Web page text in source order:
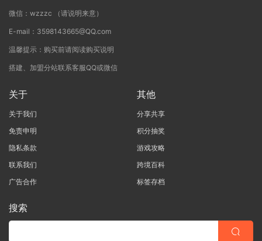
微信：wzzzc （请说明来意）
E-mail：3598143665@QQ.com
温馨提示：购买前请阅读购买说明
搭建、加盟分站联系客服QQ或微信
关于
关于我们
免责申明
隐私条款
联系我们
广告合作
其他
分享共享
积分抽奖
游戏攻略
跨境百科
标签存档
搜索